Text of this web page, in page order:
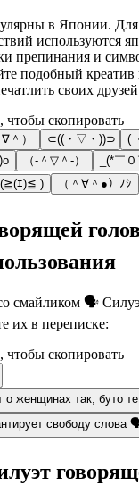
в Японии.
используются
препинания и
подобный креатив
своих
скопировать
∇＾） ⊂((・▽・))⊃ (
（‐＾▽＾‐） _(*￣
(≧(ｴ)≦ ) （＾∀＾●）ﾉｼ
смайликом 🗣️
их в переписке:
скопировать
о женщинах так, буто
свободу слова